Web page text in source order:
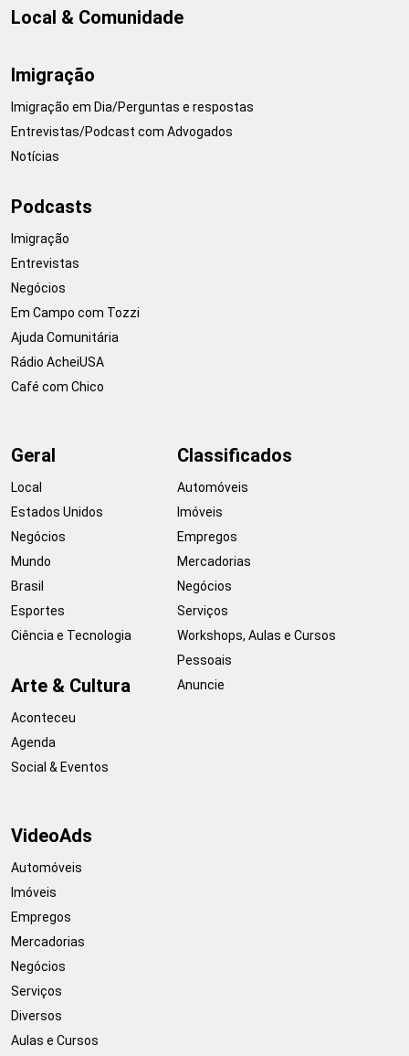
Local & Comunidade
Imigração
Imigração em Dia/Perguntas e respostas
Entrevistas/Podcast com Advogados
Notícias
Podcasts
Imigração
Entrevistas
Negócios
Em Campo com Tozzi
Ajuda Comunitária
Rádio AcheiUSA
Café com Chico
Geral
Local
Estados Unidos
Negócios
Mundo
Brasil
Esportes
Ciência e Tecnologia
Arte & Cultura
Aconteceu
Agenda
Social & Eventos
Classificados
Automóveis
Imóveis
Empregos
Mercadorias
Negócios
Serviços
Workshops, Aulas e Cursos
Pessoais
Anuncie
VideoAds
Automóveis
Imóveis
Empregos
Mercadorias
Negócios
Serviços
Diversos
Aulas e Cursos